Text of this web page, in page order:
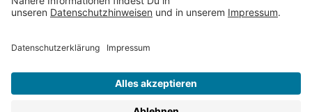
Deutschlands
** Lieferzeit 1-3 Werktage innerhalb Deutschlands
Thienemann-Esslinger Verlag GmbH, Blumenstraße 36, D-70182